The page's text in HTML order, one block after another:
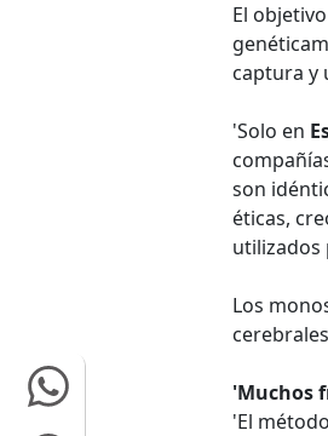
El
captura y
'Solo en
son
éticas,
utilizados
Los
'Muchos
'El